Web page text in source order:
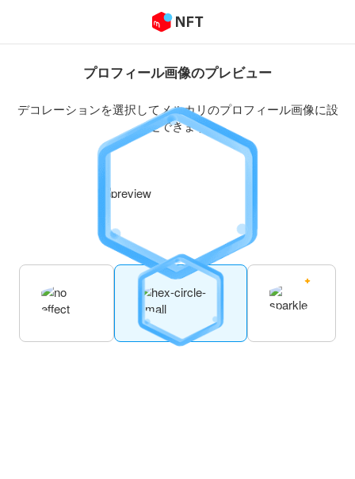
プロフィール画像のプレビュー
デコレーションを選択してメルカリのプロフィール画像に設
定できます